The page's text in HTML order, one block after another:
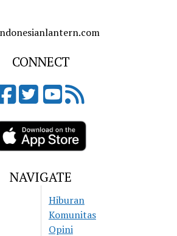
CONNECT
NAVIGATE
Hiburan
Komunitas
Opini